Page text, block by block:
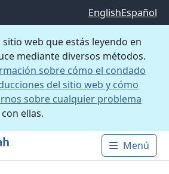
EnglishEspañol
web que estás leyendo en
mediante diversos métodos.
sobre cómo el condado
del sitio web y cómo
sobre cualquier problema
ellas.
Main
Menú